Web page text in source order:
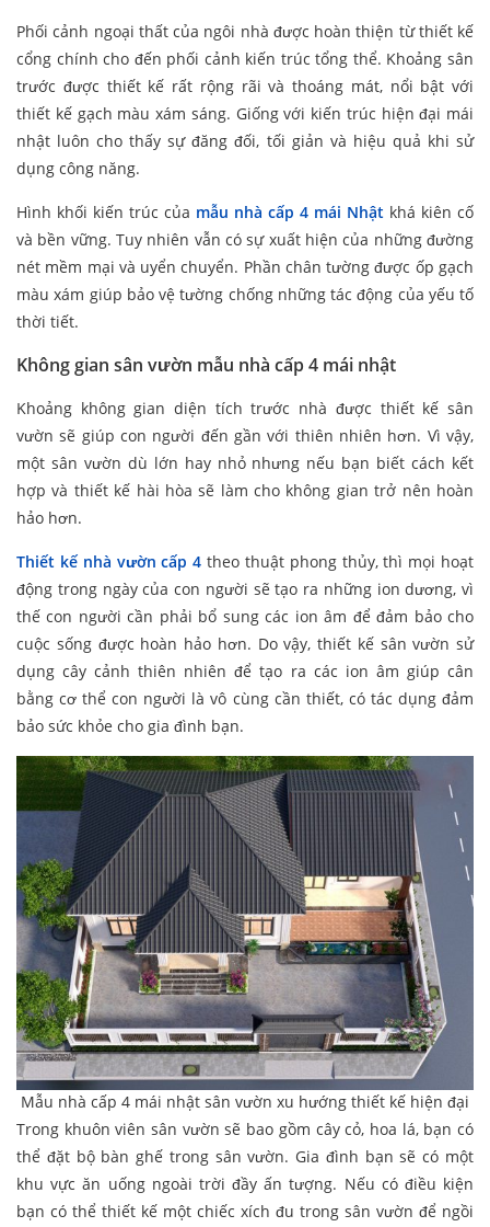
Phối cảnh ngoại thất của ngôi nhà được hoàn thiện từ thiết kế
cổng chính cho đến phối cảnh kiến trúc tổng thể. Khoảng sân
trước được thiết kế rất rộng rãi và thoáng mát, nổi bật với
thiết kế gạch màu xám sáng. Giống với kiến trúc hiện đại mái
nhật luôn cho thấy sự đăng đối, tối giản và hiệu quả khi sử
dụng công năng.
Hình khối kiến trúc của mẫu nhà cấp 4 mái Nhật khá kiên cố
và bền vững. Tuy nhiên vẫn có sự xuất hiện của những đường
nét mềm mại và uyển chuyển. Phần chân tường được ốp gạch
màu xám giúp bảo vệ tường chống những tác động của yếu tố
thời tiết.
Không gian sân vườn mẫu nhà cấp 4 mái nhật
Khoảng không gian diện tích trước nhà được thiết kế sân
vườn sẽ giúp con người đến gần với thiên nhiên hơn. Vì vậy,
một sân vườn dù lớn hay nhỏ nhưng nếu bạn biết cách kết
hợp và thiết kế hài hòa sẽ làm cho không gian trở nên hoàn
hảo hơn.
Thiết kế nhà vườn cấp 4 theo thuật phong thủy, thì mọi hoạt
động trong ngày của con người sẽ tạo ra những ion dương, vì
thế con người cần phải bổ sung các ion âm để đảm bảo cho
cuộc sống được hoàn hảo hơn. Do vậy, thiết kế sân vườn sử
dụng cây cảnh thiên nhiên để tạo ra các ion âm giúp cân
bằng cơ thể con người là vô cùng cần thiết, có tác dụng đảm
bảo sức khỏe cho gia đình bạn.
Mẫu nhà cấp 4 mái nhật sân vườn xu hướng thiết kế hiện đại
Trong khuôn viên sân vườn sẽ bao gồm cây cỏ, hoa lá, bạn có
thể đặt bộ bàn ghế trong sân vườn. Gia đình bạn sẽ có một
khu vực ăn uống ngoài trời đầy ấn tượng. Nếu có điều kiện
bạn có thể thiết kế một chiếc xích đu trong sân vườn để ngồi